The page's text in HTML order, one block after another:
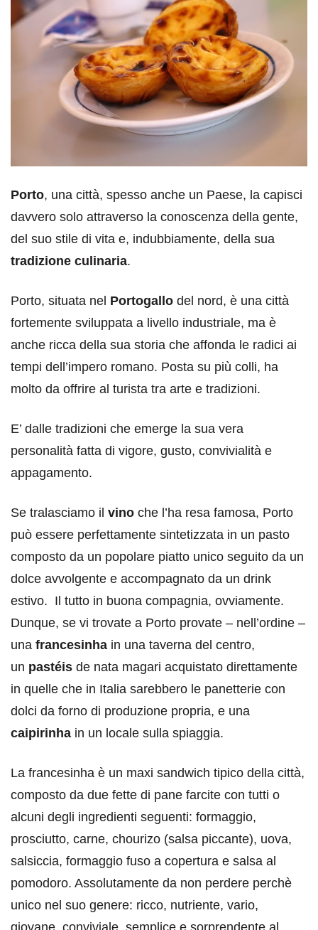
Porto, una città, spesso anche un Paese, la capisci
davvero solo attraverso la conoscenza della gente,
del suo stile di vita e, indubbiamente, della sua
tradizione culinaria.
Porto, situata nel Portogallo del nord, è una città
fortemente sviluppata a livello industriale, ma è
anche ricca della sua storia che affonda le radici ai
tempi dell’impero romano. Posta su più colli, ha
molto da offrire al turista tra arte e tradizioni.
E’ dalle tradizioni che emerge la sua vera
personalità fatta di vigore, gusto, convivialità e
appagamento.
Se tralasciamo il vino che l’ha resa famosa, Porto
può essere perfettamente sintetizzata in un pasto
composto da un popolare piatto unico seguito da un
dolce avvolgente e accompagnato da un drink
estivo. Il tutto in buona compagnia, ovviamente.
Dunque, se vi trovate a Porto provate – nell’ordine –
una francesinha in una taverna del centro,
un pastéis de nata magari acquistato direttamente
in quelle che in Italia sarebbero le panetterie con
dolci da forno di produzione propria, e una
caipirinha in un locale sulla spiaggia.
La francesinha è un maxi sandwich tipico della città,
composto da due fette di pane farcite con tutti o
alcuni degli ingredienti seguenti: formaggio,
prosciutto, carne, chourizo (salsa piccante), uova,
salsiccia, formaggio fuso a copertura e salsa al
pomodoro. Assolutamente da non perdere perchè
unico nel suo genere: ricco, nutriente, vario,
giovane, conviviale, semplice e sorprendente al